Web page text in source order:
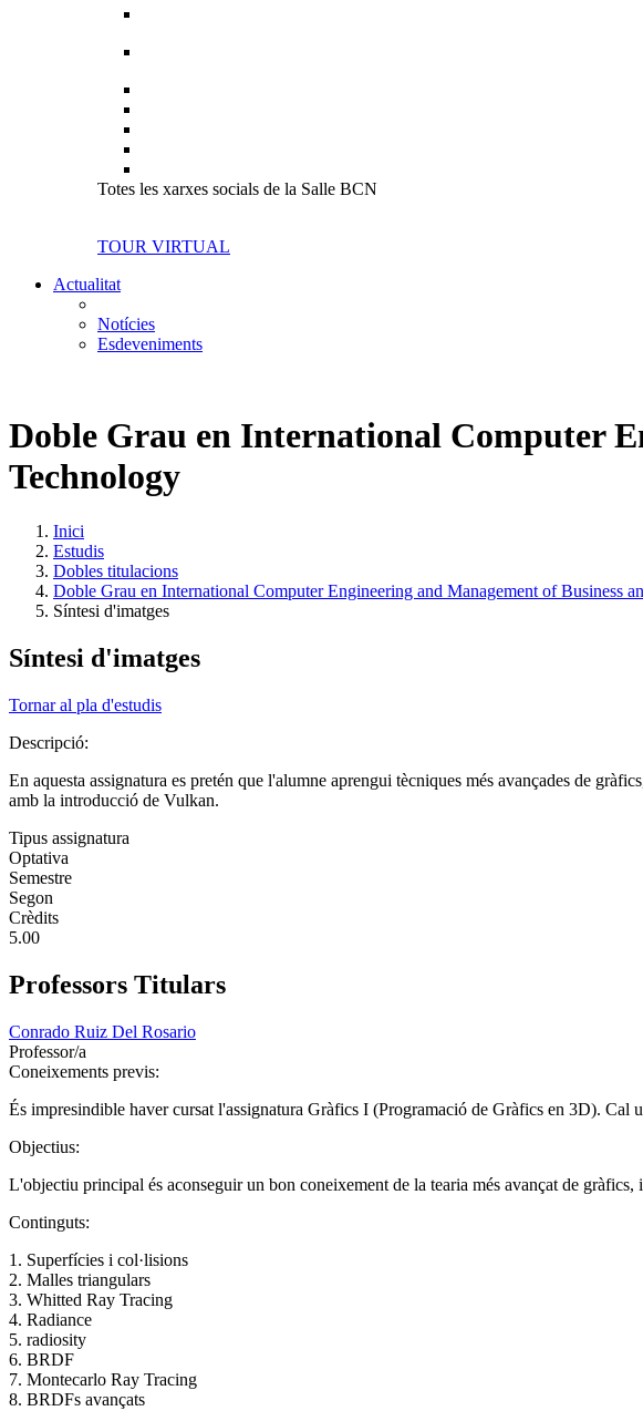
Totes les xarxes socials de la Salle BCN
TOUR VIRTUAL
Actualitat
Notícies
Esdeveniments
Doble Grau en International Computer
Technology
Inici
Estudis
Dobles titulacions
Doble Grau en International Computer Engineering and Management of Business
Síntesi d'imatges
Síntesi d'imatges
Tornar al pla d'estudis
Descripció:
En aquesta assignatura es pretén que l'alumne aprengui tècniques més avançades de
amb la introducció de Vulkan.
Tipus assignatura
Optativa
Semestre
Segon
Crèdits
5.00
Professors Titulars
Conrado Ruiz Del Rosario
Professor/a
Coneixements previs:
És impresindible haver cursat l'assignatura Gràfics I (Programació de Gràfics en 3D). Cal
Objectius:
L'objectiu principal és aconseguir un bon coneixement de la tearia més avançat de
Continguts:
1. Superfícies i col·lisions
2. Malles triangulars
3. Whitted Ray Tracing
4. Radiance
5. radiosity
6. BRDF
7. Montecarlo Ray Tracing
8. BRDFs avançats